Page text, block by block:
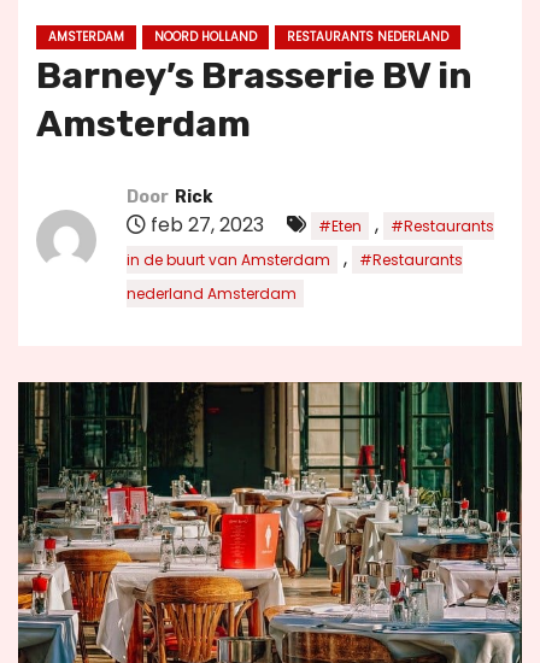
AMSTERDAM NOORD HOLLAND RESTAURANTS NEDERLAND
Barney’s Brasserie BV in
Amsterdam
Door Rick
feb 27, 2023 #Eten ,
#Restaurants
in de buurt van Amsterdam
,
#Restaurants
nederland Amsterdam